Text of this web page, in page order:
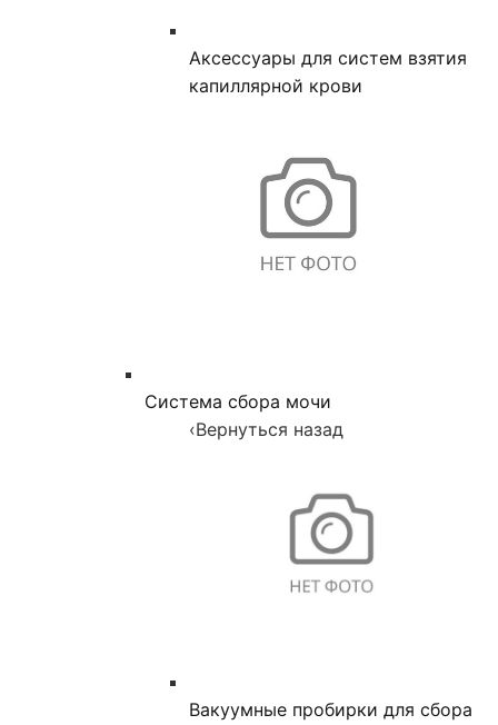
Аксессуары для систем взятия
капиллярной крови
Система сбора мочи
‹Вернуться назад
Вакуумные пробирки для сбора